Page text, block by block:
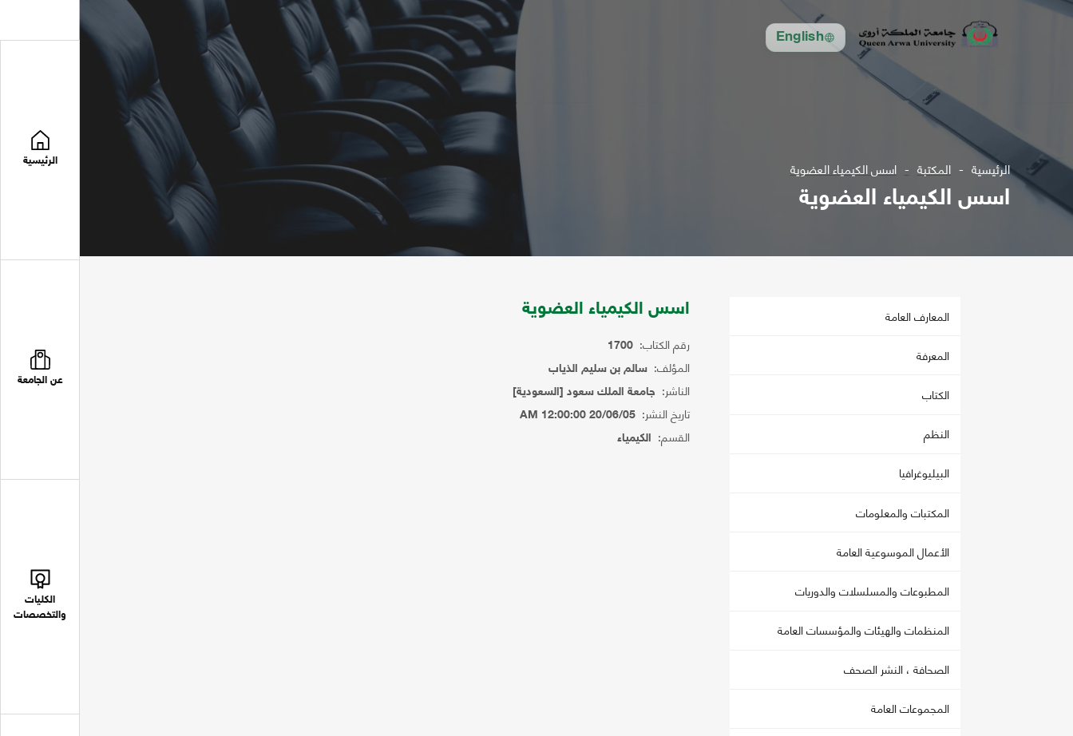
English
الرئيسية
عن الجامعة
الكليات
والتخصصات
الرئيسية المكتبة اسس الكيمياء العضوية
اسس الكيمياء العضوية
المعارف العامة
المعرفة
الكتاب
النظم
البيليوغرافيا
المكتبات والمعلومات
الأعمال الموسوعية العامة
المطبوعات والمسلسلات والدوريات
المنظمات والهيئات والمؤسسات العامة
الصحافة ، النشر الصحف
المجموعات العامة
اسس الكيمياء العضوية
رقم الكتاب: 1700
المؤلف: سالم بن سليم الذياب
الناشر: جامعة الملك سعود [السعودية]
تاريخ النشر: 20/06/05 12:00:00 AM
القسم: الكيمياء